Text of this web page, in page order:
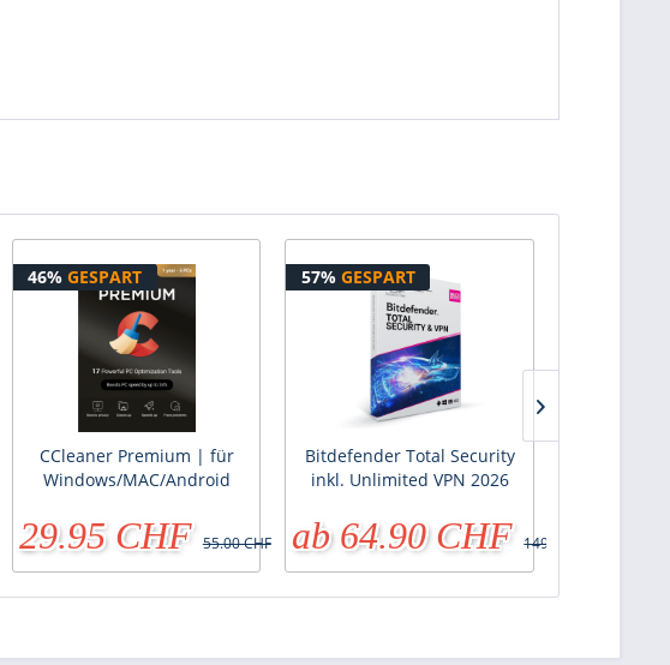
46%GESPART
CCleaner Premium | für
Windows/MAC/Android
29.95 CHF 55.00 CHF
57% GESPART
Bitdefender Total Security
inkl. Unlimited VPN 2026
ab 64.90 CHF 149.95 CHF